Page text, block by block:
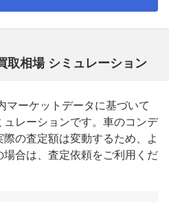
取相場 シミュレーション
マーケットデータに基づいて
レーションです。車のコンデ
の査定額は変動するため、よ
場合は、査定依頼をご利用くだ